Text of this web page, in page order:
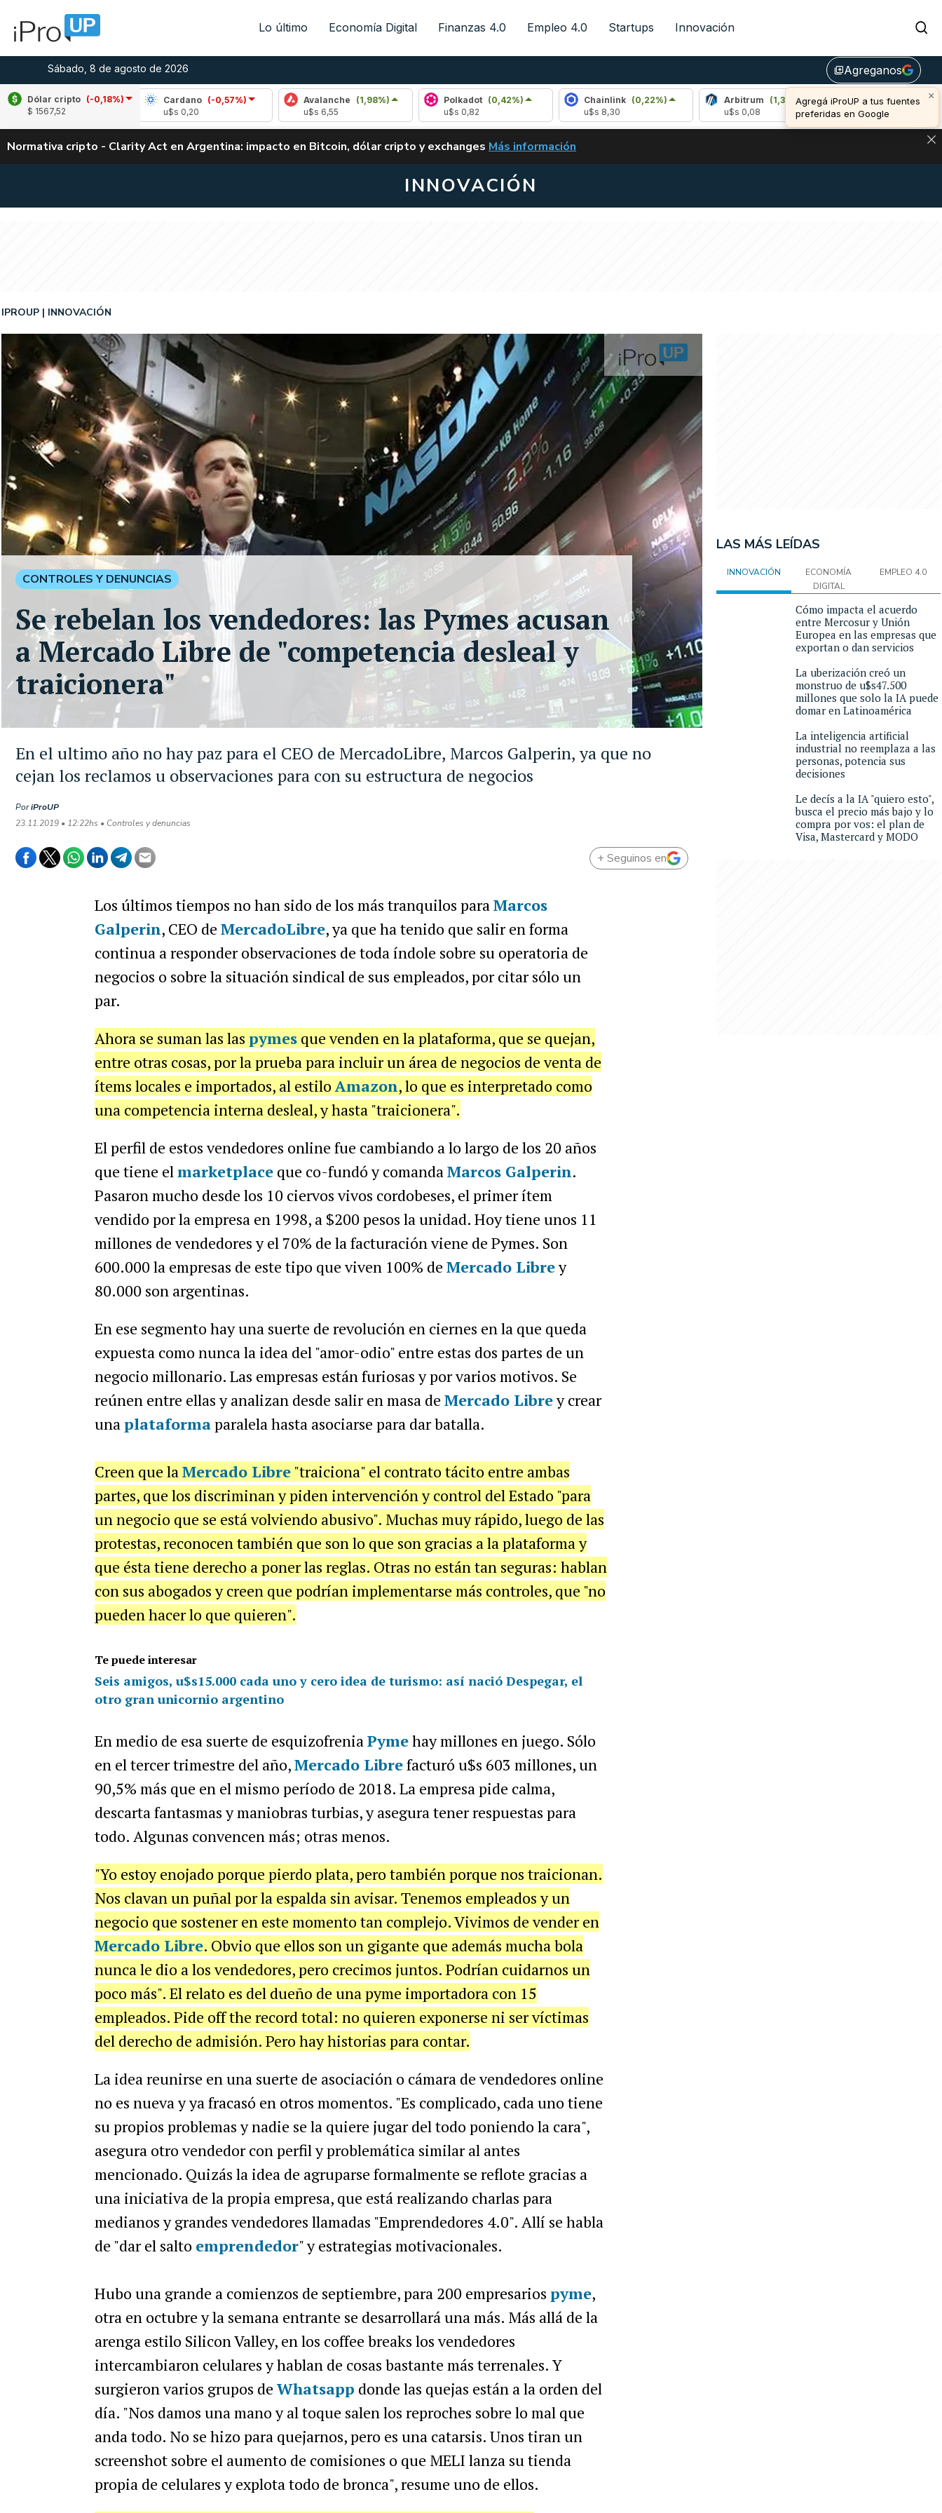
Lo último Economía Digital Finanzas 4.0 Empleo 4.0 Startups Innovación
Sábado, 8 de agosto de 2026 library_addAgreganos
×
Agregá iProUP a tus fuentes
preferidas en Google
Dólar cripto (-0,18%)
$ 1567,52
(0,15%)
Cardano (-0,57%)
Avalanche (1,98%)
Polkadot (0,42%)
Chainlink (0,22%)
Arbitrum (1,39%)
Bitcoin (0,13%)
u$s 64.990,00
Normativa cripto - Clarity Act en Argentina: impacto en Bitcoin, dólar cripto y exchanges CLARITY ACT EN ARGENTINA: IMPACTO EN BITCOIN, DÓLAR CRIPTO Y EXCHANGES
Más información
INNOVACIÓN
En el ultimo año no hay paz para el CEO de MercadoLibre, Marcos Galperin, ya que no
cejan los reclamos u observaciones para con su estructura de negocios
IPROUP INNOVACIÓN
PoriProUP
23.11.2019 • 12:22hs • Controles y denuncias
CONTROLES Y DENUNCIAS
Se rebelan los vendedores: las Pymes acusan
a Mercado Libre de "competencia desleal y
traicionera"
+ Seguinos en
Los últimos tiempos no han sido de los más tranquilos paraMarcos
Galperin, CEO de MercadoLibre, ya que ha tenido que salir en forma
continua a responder observaciones de toda índole sobre su operatoria de
negocios o sobre la situación sindical de sus empleados, por citar sólo un
par.
Ahora se suman las las pymesque venden en la plataforma, que se quejan,
entre otras cosas, por la prueba para incluir un área de negocios de venta de
ítems locales e importados, al estiloAmazon, lo que es interpretado como
una competencia interna desleal, y hasta "traicionera".
El perfil de estos vendedores online fue cambiando a lo largo de los 20 años
que tiene elmarketplaceque co-fundó y comandaMarcos Galperin.
Pasaron mucho desde los 10 ciervos vivos cordobeses, el primer ítem
vendido por la empresa en 1998, a $200 pesos la unidad. Hoy tiene unos 11
millones de vendedores y el 70% de la facturación viene de Pymes. Son
600.000 la empresas de este tipo que viven 100% de Mercado Librey
80.000 son argentinas.
En ese segmento hay una suerte de revolución en ciernes en la que queda
expuesta como nunca la idea del "amor-odio" entre estas dos partes de un
negocio millonario. Las empresas están furiosas y por varios motivos. Se
reúnen entre ellas y analizan desde salir en masa de Mercado Librey crear
unaplataformaparalela hasta asociarse para dar batalla.
Creen que laMercado Libre"traiciona" el contrato tácito entre ambas
partes, que los discriminan y piden intervención y control del Estado "para
un negocio que se está volviendo abusivo". Muchas muy rápido, luego de las
protestas, reconocen también que son lo que son gracias a la plataforma y
que ésta tiene derecho a poner las reglas. Otras no están tan seguras: hablan
con sus abogados y creen que podrían implementarse más controles, que "no
pueden hacer lo que quieren".
Te puede interesar
Seis amigos, u$s15.000 cada uno y cero idea de turismo: así nació Despegar, el
otro gran unicornio argentino
En medio de esa suerte de esquizofreniaPymehay millones en juego. Sólo
en el tercer trimestre del año,Mercado Librefacturó u$s 603 millones, un
90,5% más que en el mismo período de 2018. La empresa pide calma,
descarta fantasmas y maniobras turbias, y asegura tener respuestas para
todo. Algunas convencen más; otras menos.
"Yo estoy enojado porque pierdo plata, pero también porque nos traicionan.
Nos clavan un puñal por la espalda sin avisar. Tenemos empleados y un
negocio que sostener en este momento tan complejo. Vivimos de vender en
Mercado Libre. Obvio que ellos son un gigante que además mucha bola
nunca le dio a los vendedores, pero crecimos juntos. Podrían cuidarnos un
poco más". El relato es del dueño de una pyme importadora con 15
empleados. Pide off the record total: no quieren exponerse ni ser víctimas
del derecho de admisión. Pero hay historias para contar.
La idea reunirse en una suerte de asociación o cámara de vendedores online
no es nueva y ya fracasó en otros momentos. "Es complicado, cada uno tiene
su propios problemas y nadie se la quiere jugar del todo poniendo la cara",
asegura otro vendedor con perfil y problemática similar al antes
mencionado. Quizás la idea de agruparse formalmente se reflote gracias a
una iniciativa de la propia empresa, que está realizando charlas para
medianos y grandes vendedores llamadas "Emprendedores 4.0". Allí se habla
de "dar el salto emprendedor" y estrategias motivacionales.
Hubo una grande a comienzos de septiembre, para 200 empresarios pyme,
otra en octubre y la semana entrante se desarrollará una más. Más allá de la
arenga estilo Silicon Valley, en los coffee breaks los vendedores
intercambiaron celulares y hablan de cosas bastante más terrenales. Y
surgieron varios grupos deWhatsapp donde las quejas están a la orden del
día. "Nos damos una mano y al toque salen los reproches sobre lo mal que
anda todo. No se hizo para quejarnos, pero es una catarsis. Unos tiran un
screenshot sobre el aumento de comisiones o que MELI lanza su tienda
propia de celulares y explota todo de bronca", resume uno de ellos.
LAS MÁS LEÍDAS
INNOVACIÓN
ECONOMÍA
DIGITAL
EMPLEO 4.0
Cómo impacta el acuerdo
entre Mercosur y Unión
Europea en las empresas que
exportan o dan servicios
La uberización creó un
monstruo de u$s47.500
millones que solo la IA puede
domar en Latinoamérica
La inteligencia artificial
industrial no reemplaza a las
personas, potencia sus
decisiones
Le decís a la IA "quiero esto",
busca el precio más bajo y lo
compra por vos: el plan de
Visa, Mastercard y MODO